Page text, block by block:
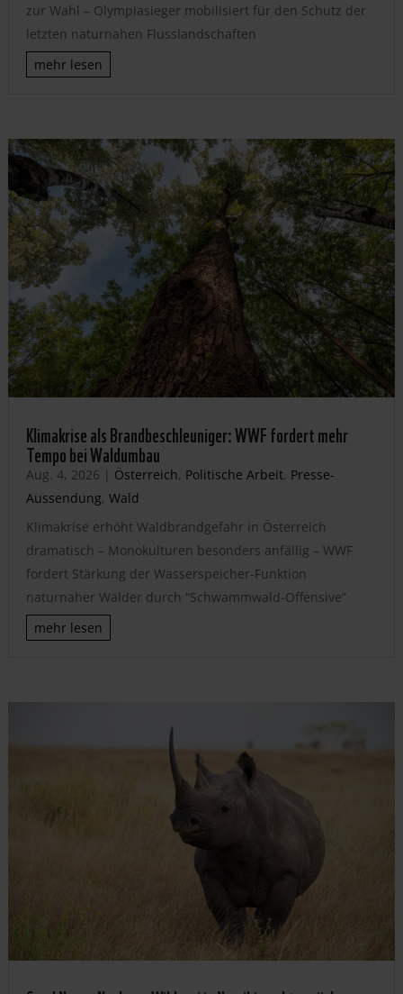
zur Wahl – Olympiasieger mobilisiert für den Schutz der
letzten naturnahen Flusslandschaften
mehr lesen
Klimakrise als Brandbeschleuniger: WWF fordert mehr
Tempo bei Waldumbau
Aug. 4, 2026 | Österreich, Politische Arbeit, Presse-
Aussendung, Wald
Klimakrise erhöht Waldbrandgefahr in Österreich
dramatisch – Monokulturen besonders anfällig – WWF
fordert Stärkung der Wasserspeicher-Funktion
naturnaher Wälder durch “Schwammwald-Offensive”
mehr lesen